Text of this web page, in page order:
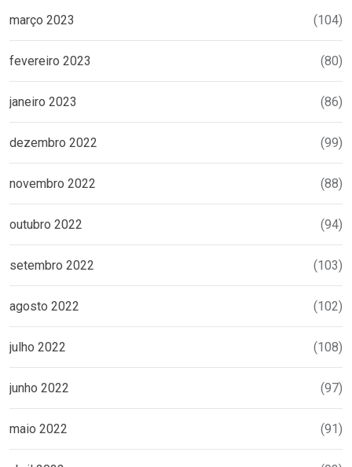
março 2023 (104)
fevereiro 2023 (80)
janeiro 2023 (86)
dezembro 2022 (99)
novembro 2022 (88)
outubro 2022 (94)
setembro 2022 (103)
agosto 2022 (102)
julho 2022 (108)
junho 2022 (97)
maio 2022 (91)